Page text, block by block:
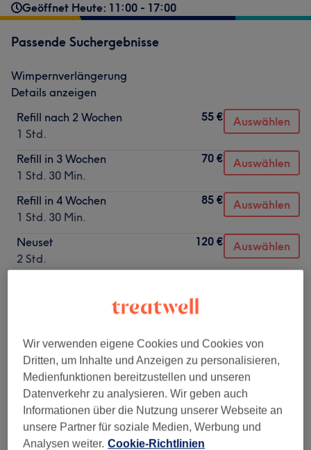
Geöffnet Heute: 11:00 - 17:00
Passende Suchergebnisse
Wimpernverlängerung
Details anzeigen
Refill nach 2 Wochen
1 Std.
55 € Auswählen
Refill in 3 Wochen
1 Std. 30 Min.
70 € Auswählen
Refill in 4 Wochen
1 Std. 30 Min.
85 € Auswählen
Neuset
2 Std.
120 € Auswählen
Nicht gefunden wonach du gesucht hast?
Wimpernverlängerungen
Gesichtsbehandlungen (6 ab 73 €
Wir verwenden eigene Cookies und Cookies von
Dritten, um Inhalte und Anzeigen zu personalisieren,
Medienfunktionen bereitzustellen und unseren
Datenverkehr zu analysieren. Wir geben auch
Informationen über die Nutzung unserer Webseite an
unsere Partner für soziale Medien, Werbung und
Analysen weiter. Cookie-Richtlinien